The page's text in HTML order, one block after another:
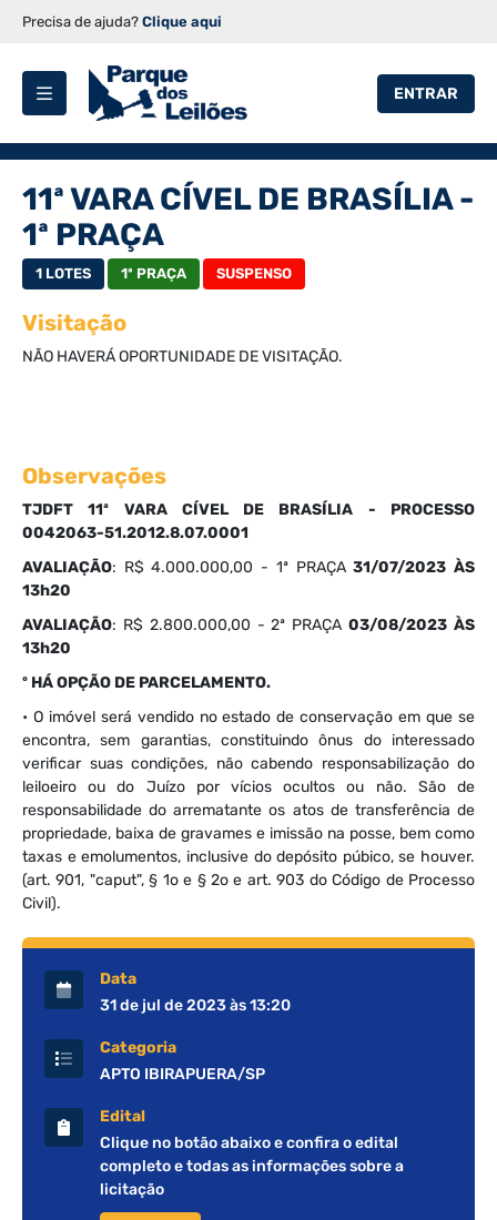
Precisa de ajuda? Clique aqui
ENTRAR
Data
31 de jul de 2023 às 13:20
Categoria
APTO IBIRAPUERA/SP
Edital
Clique no botão abaixo e confira o edital
completo e todas as informações sobre a
licitação
11ª VARA CÍVEL DE BRASÍLIA -
1ª PRAÇA
1 LOTES 1ª PRAÇA SUSPENSO
Visitação
NÃO HAVERÁ OPORTUNIDADE DE VISITAÇÃO.
Observações
TJDFT 11ª VARA CÍVEL DE BRASÍLIA - PROCESSO
0042063-51.2012.8.07.0001
AVALIAÇÃO: R$ 4.000.000,00 - 1ª PRAÇA31/07/2023 ÀS
13h20
AVALIAÇÃO: R$ 2.800.000,00 - 2ª PRAÇA03/08/2023 ÀS
13h20
º HÁ OPÇÃO DE PARCELAMENTO.
• O imóvel será vendido no estado de conservação em que se
encontra, sem garantias, constituindo ônus do interessado
verificar suas condições, não cabendo responsabilização do
leiloeiro ou do Juízo por vícios ocultos ou não. São de
responsabilidade do arrematante os atos de transferência de
propriedade, baixa de gravames e imissão na posse, bem como
taxas e emolumentos, inclusive do depósito púbico, se houver.
(art. 901, "caput", § 1o e § 2o e art. 903 do Código de Processo
Civil).